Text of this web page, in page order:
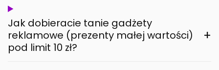
Jak dobieracie tanie gadżety
reklamowe (prezenty małej wartości)
pod limit 10 zł?
+